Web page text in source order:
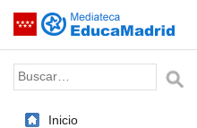
Saltar navegación
Palabra o frase:
Inicio